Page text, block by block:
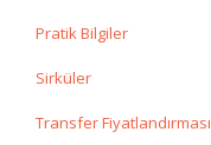
Pratik Bilgiler
Sirküler
Transfer Fiyatlandırması